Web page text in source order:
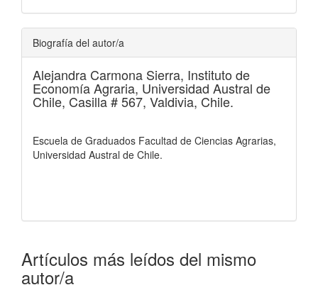
Biografía del autor/a
Alejandra Carmona Sierra, Instituto de
Economía Agraria, Universidad Austral de
Chile, Casilla # 567, Valdivia, Chile.
Escuela de Graduados Facultad de Ciencias Agrarias,
Universidad Austral de Chile.
Artículos más leídos del mismo
autor/a